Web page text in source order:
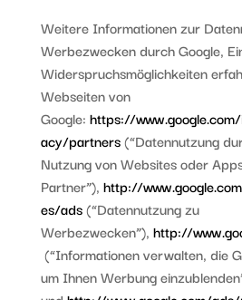
Weitere Informationen zur
Werbezwecken durch Google,
Widerspruchsmöglichkeiten
Webseiten von
Google: https://
acy/partners(“Datennutzung
Nutzung von Websites oder
Partner”), http://
es/ads(“Datennutzung zu
Werbezwecken”), http://
(“Informationen verwalten, die
um Ihnen Werbung